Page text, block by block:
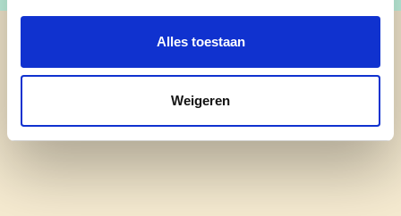
Alles toestaan
Weigeren
cd&v Senioren - Regio Waasland